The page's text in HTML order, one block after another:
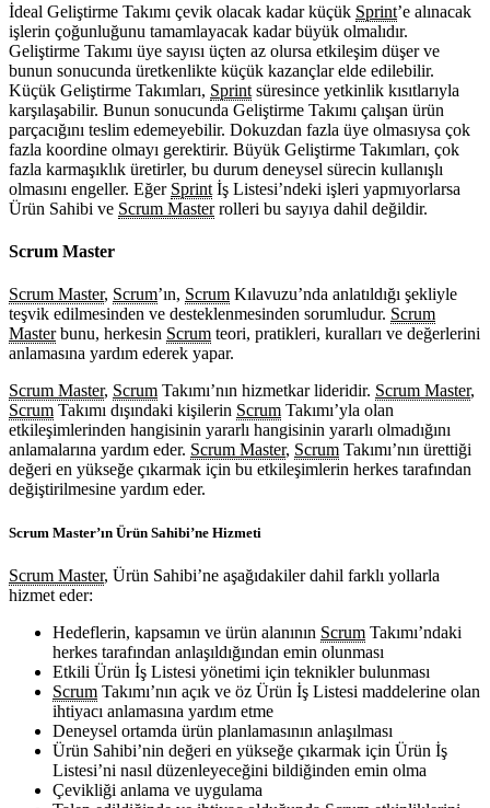
İdeal Geliştirme Takımı çevik olacak kadar küçük Sprint’e alınacak
işlerin çoğunluğunu tamamlayacak kadar büyük olmalıdır.
Geliştirme Takımı üye sayısı üçten az olursa etkileşim düşer ve
bunun sonucunda üretkenlikte küçük kazançlar elde edilebilir.
Küçük Geliştirme Takımları, Sprint süresince yetkinlik kısıtlarıyla
karşılaşabilir. Bunun sonucunda Geliştirme Takımı çalışan ürün
parçacığını teslim edemeyebilir. Dokuzdan fazla üye olmasıysa çok
fazla koordine olmayı gerektirir. Büyük Geliştirme Takımları, çok
fazla karmaşıklık üretirler, bu durum deneysel sürecin kullanışlı
olmasını engeller. Eğer Sprint İş Listesi’ndeki işleri yapmıyorlarsa
Ürün Sahibi ve Scrum Masterrolleri bu sayıya dahil değildir.
Scrum Master
Scrum Master, Scrum’ın, Scrum Kılavuzu’nda anlatıldığı şekliyle
teşvik edilmesinden ve desteklenmesinden sorumludur. Scrum
Masterbunu, herkesin Scrum teori, pratikleri, kuralları ve değerlerini
anlamasına yardım ederek yapar.
Scrum Master, Scrum Takımı’nın hizmetkar lideridir. Scrum Master,
Scrum Takımı dışındaki kişilerin Scrum Takımı’yla olan
etkileşimlerinden hangisinin yararlı hangisinin yararlı olmadığını
anlamalarına yardım eder. Scrum Master, Scrum Takımı’nın ürettiği
değeri en yükseğe çıkarmak için bu etkileşimlerin herkes tarafından
değiştirilmesine yardım eder.
Scrum Master’ın Ürün Sahibi’ne Hizmeti
Scrum Master, Ürün Sahibi’ne aşağıdakiler dahil farklı yollarla
hizmet eder:
Hedeflerin, kapsamın ve ürün alanının Scrum Takımı’ndaki
herkes tarafından anlaşıldığından emin olunması
Etkili Ürün İş Listesi yönetimi için teknikler bulunması
Scrum Takımı’nın açık ve öz Ürün İş Listesi maddelerine olan
ihtiyacı anlamasına yardım etme
Deneysel ortamda ürün planlamasının anlaşılması
Ürün Sahibi’nin değeri en yükseğe çıkarmak için Ürün İş
Listesi’ni nasıl düzenleyeceğini bildiğinden emin olma
Çevikliği anlama ve uygulama